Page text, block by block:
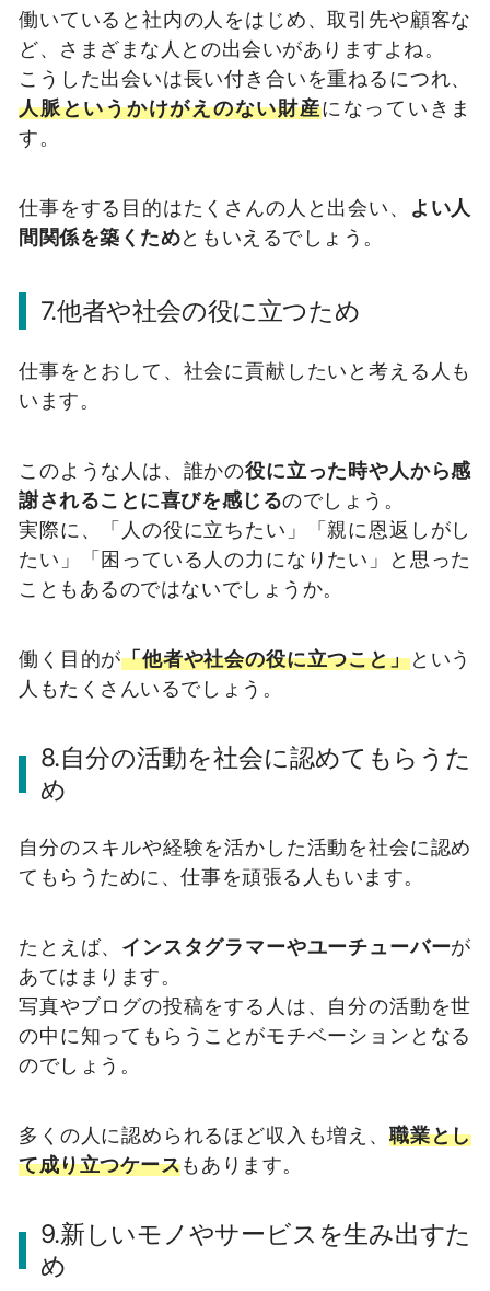
働いていると社内の人をはじめ、取引先や顧客な
ど、さまざまな人との出会いがありますよね。
こうした出会いは長い付き合いを重ねるにつれ、
人脈というかけがえのない財産になっていきま
す。
仕事をする目的はたくさんの人と出会い、
よい人
間関係を築くためともいえるでしょう。
7.他者や社会の役に立つため
仕事をとおして、社会に貢献したいと考える人も
います。
このような人は、誰かの役に立った時や人から感
謝されることに喜びを感じるのでしょう。
実際に、「人の役に立ちたい」「親に恩返しがし
たい」「困っている人の力になりたい」と思った
こともあるのではないでしょうか。
働く目的が「他者や社会の役に立つこと」という
人もたくさんいるでしょう。
8.自分の活動を社会に認めてもらうた
め
自分のスキルや経験を活かした活動を社会に認め
てもらうために、仕事を頑張る人もいます。
たとえば、 インスタグラマーやユーチューバーが
あてはまります。
写真やブログの投稿をする人は、自分の活動を世
の中に知ってもらうことがモチベーションとなる
のでしょう。
多くの人に認められるほど収入も増え、 職業とし
て成り立つケースもあります。
9.新しいモノやサービスを生み出すた
め